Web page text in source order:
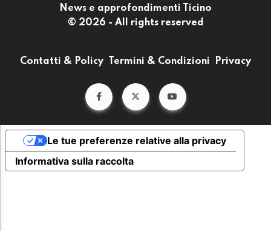
News e approfondimenti Ticino
© 2026 - All rights reserved
Contatti & Policy Termini & Condizioni Privacy
Informativa sulla raccolta
Le tue preferenze relative alla privacy